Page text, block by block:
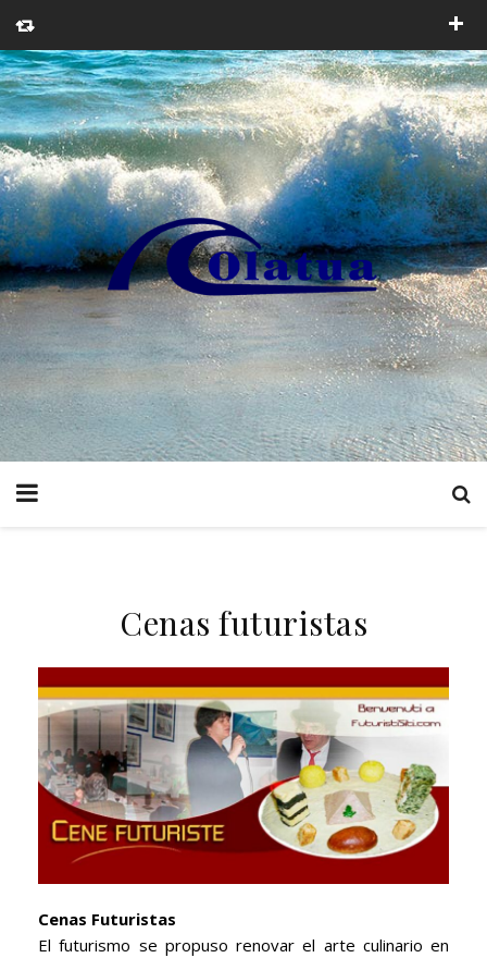
Cenas futuristas
Cenas Futuristas
El futurismo se propuso renovar el arte culinario en